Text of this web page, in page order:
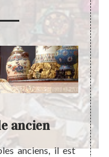
ancien
anciens, il est En